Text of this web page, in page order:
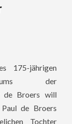
175-jährigen
der
de Broers will
de Broers
Tochter